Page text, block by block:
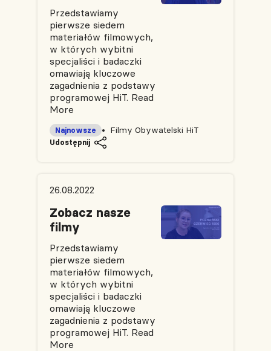
Przedstawiamy
pierwsze siedem
materiałów filmowych,
w których wybitni
specjaliści i badaczki
omawiają kluczowe
zagadnienia z podstawy
programowej HiT. Read
More
Filmy Obywatelski HiT
Najnowsze
Udostępnij
26.08.2022
Zobacz nasze
filmy
Przedstawiamy
pierwsze siedem
materiałów filmowych,
w których wybitni
specjaliści i badaczki
omawiają kluczowe
zagadnienia z podstawy
programowej HiT. Read
More